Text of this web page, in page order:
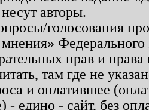
авторы.
голосования
прав и
там где не
и оплатившее
- едино - сайт, без